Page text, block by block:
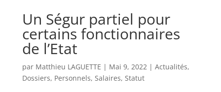
Un Ségur partiel pour
certains fonctionnaires
de l’Etat
par Matthieu LAGUETTE | Mai 9, 2022| Actualités,
Dossiers, Personnels, Salaires, Statut